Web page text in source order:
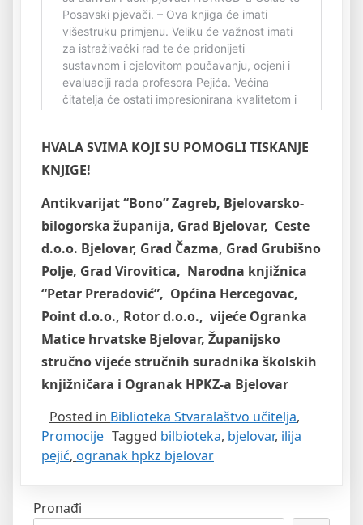
HVALA SVIMA KOJI SU POMOGLI TISKANJE
KNJIGE!
Antikvarijat “Bono” Zagreb, Bjelovarsko-
bilogorska županija, Grad Bjelovar, Ceste
d.o.o. Bjelovar, Grad Čazma, Grad Grubišno
Polje, Grad Virovitica, Narodna knjižnica
“Petar Preradović”, Općina Hercegovac,
Point d.o.o., Rotor d.o.o., vijeće Ogranka
Matice hrvatske Bjelovar, Županijsko
stručno vijeće stručnih suradnika školskih
knjižničara i Ogranak HPKZ-a Bjelovar
Posted in Biblioteka Stvaralaštvo učitelja,
Promocije Tagged bilbioteka, bjelovar, ilija
pejić, ogranak hpkz bjelovar
Pronađi